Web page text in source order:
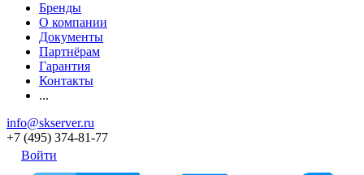
Бренды
О компании
Документы
Партнёрам
Гарантия
Контакты
...
info@skserver.ru
+7 (495) 374-81-77
Войти